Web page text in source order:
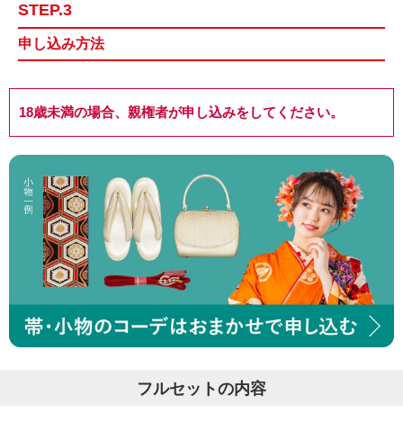
STEP.3
申し込み方法
18歳未満の場合、親権者が申し込みをしてください。
フルセットの内容